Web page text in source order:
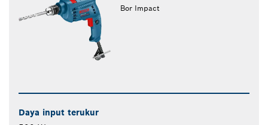
Bor Impact
Daya input terukur